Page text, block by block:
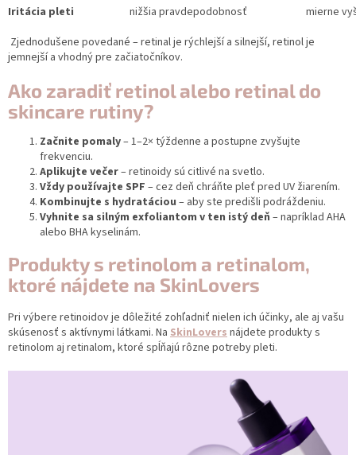
Iritácia pleti nižšia pravdepodobnosť
mierne
Zjednodušene povedané – retinal je rýchlejší a silnejší, retinol je
jemnejší a vhodný pre začiatočníkov.
Ako zaradiť retinol alebo retinal do
skincare rutiny?
Začnite pomaly– 1–2× týždenne a postupne zvyšujte
frekvenciu.
Aplikujte večer– retinoidy sú citlivé na svetlo.
Vždy používajte SPF – cez deň chráňte pleť pred UV žiarením.
Kombinujte s hydratáciou – aby ste predišli podráždeniu.
Vyhnite sa silným exfoliantom v ten istý deň – napríklad AHA
alebo BHA kyselinám.
Produkty s retinolom a retinalom,
ktoré nájdete na SkinLovers
Pri výbere retinoidov je dôležité zohľadniť nielen ich účinky, ale aj vašu
skúsenosť s aktívnymi látkami. Na SkinLovers nájdete produkty s
retinolom aj retinalom, ktoré spĺňajú rôzne potreby pleti.